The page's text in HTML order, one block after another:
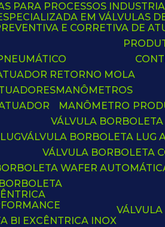
PARA PROCESSOS
EM VÁLVULAS
E CORRETIVA DE
ATUADOR RETORNO MOLA
MANÔMETROS
MANÔMETRO
VÁLVULA
VÁLVULA BORBOLETA LUG
VÁLVULA BORBOLETA
WAFER
BI EXCÊNTRICA INOX